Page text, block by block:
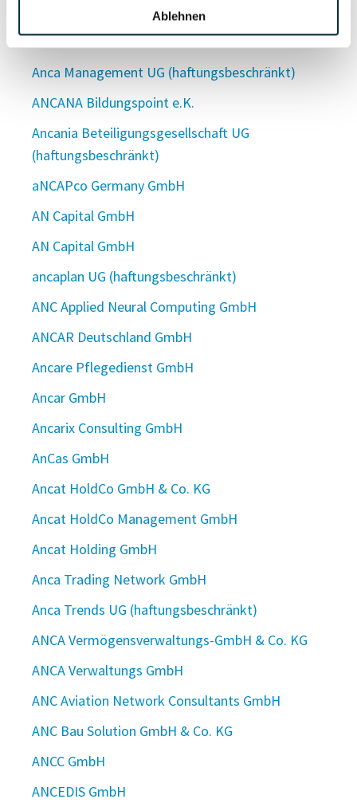
Ablehnen
AnCa Human Resource GmbH
Ancalo KG
Anca Management UG (haftungsbeschränkt)
ANCANA Bildungspoint e.K.
Ancania Beteiligungsgesellschaft UG
(haftungsbeschränkt)
aNCAPco Germany GmbH
AN Capital GmbH
AN Capital GmbH
ancaplan UG (haftungsbeschränkt)
ANC Applied Neural Computing GmbH
ANCAR Deutschland GmbH
Ancare Pflegedienst GmbH
Ancar GmbH
Ancarix Consulting GmbH
AnCas GmbH
Ancat HoldCo GmbH & Co. KG
Ancat HoldCo Management GmbH
Ancat Holding GmbH
Anca Trading Network GmbH
Anca Trends UG (haftungsbeschränkt)
ANCA Vermögensverwaltungs-GmbH & Co. KG
ANCA Verwaltungs GmbH
ANC Aviation Network Consultants GmbH
ANC Bau Solution GmbH & Co. KG
ANCC GmbH
ANCEDIS GmbH